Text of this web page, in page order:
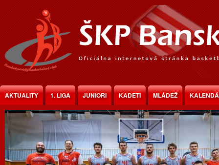
Jump to Content
AKTUALITY 1. LIGA JUNIORI KADETI MLÁDEŽ